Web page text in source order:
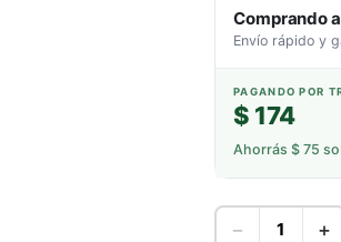
Comprando
Envío rápido y
PAGANDO POR
$ 174
Ahorrás $ 75
− +